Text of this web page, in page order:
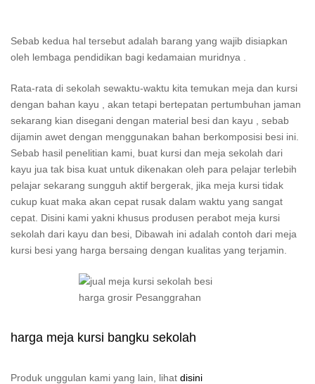
Sebab kedua hal tersebut adalah barang yang wajib disiapkan
oleh lembaga pendidikan bagi kedamaian muridnya .
Rata-rata di sekolah sewaktu-waktu kita temukan meja dan kursi
dengan bahan kayu , akan tetapi bertepatan pertumbuhan jaman
sekarang kian disegani dengan material besi dan kayu , sebab
dijamin awet dengan menggunakan bahan berkomposisi besi ini.
Sebab hasil penelitian kami, buat kursi dan meja sekolah dari
kayu jua tak bisa kuat untuk dikenakan oleh para pelajar terlebih
pelajar sekarang sungguh aktif bergerak, jika meja kursi tidak
cukup kuat maka akan cepat rusak dalam waktu yang sangat
cepat. Disini kami yakni khusus produsen perabot meja kursi
sekolah dari kayu dan besi, Dibawah ini adalah contoh dari meja
kursi besi yang harga bersaing dengan kualitas yang terjamin.
harga meja kursi bangku sekolah
Produk unggulan kami yang lain, lihat disini